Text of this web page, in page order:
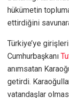
hükümetin
ettirdiğini
Türkiye’ye
Cumhurbaşkanı
anımsatan
getirdi.
vatandaşlar